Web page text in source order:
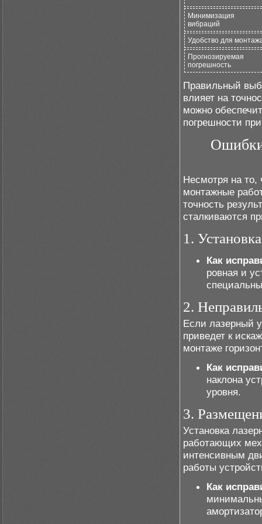
Минимизация
вибраций
Удобство для
Прогнозируемая
погрешность
Правильный
влияет на
можно
погрешности
Ошибки
Несмотря на то,
монтажные
точность
сталкиваются
1.
Как
ровная и
2.
Если лазерный
приведет к
монтаже
Как
наклона
уровня.
3.
Установка
работающих
интенсивным
работы
Как